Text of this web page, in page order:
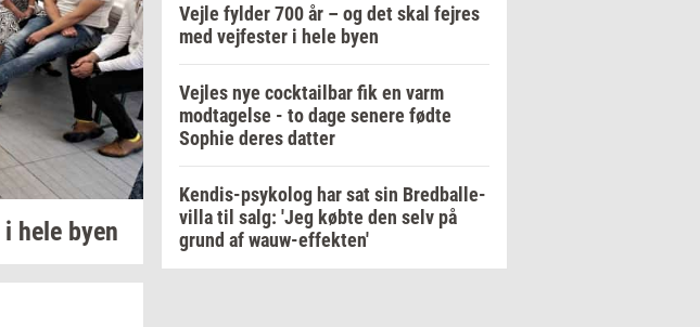
i hele byen
Vejle fylder 700 år – og det skal fejres
med vejfester i hele byen
Vejles nye cocktailbar fik en varm
modtagelse - to dage senere fødte
Sophie deres datter
Kendis-psykolog har sat sin Bredballe-
villa til salg: 'Jeg købte den selv på
grund af wauw-effekten'